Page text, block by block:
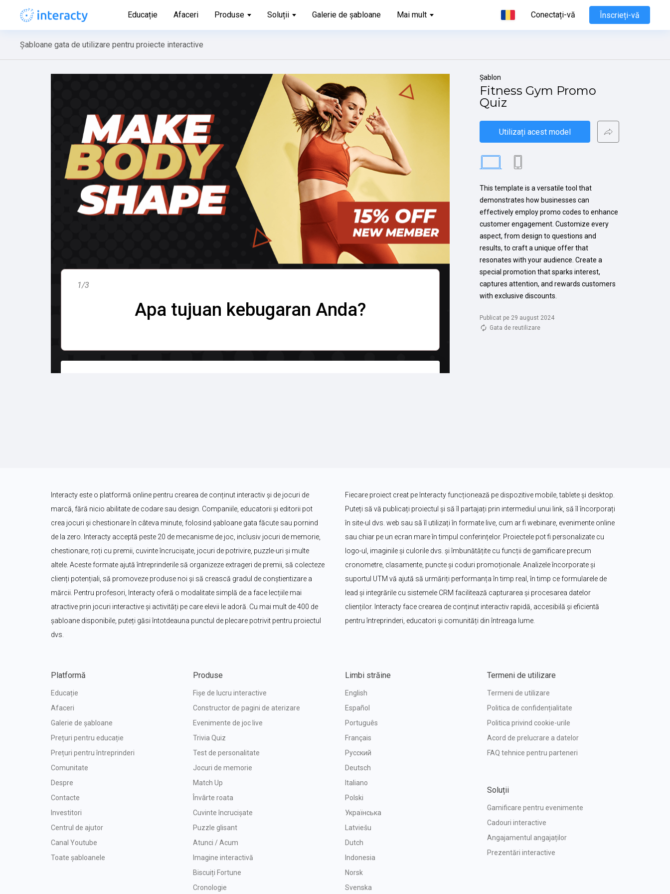
Educație Afaceri Produse Soluții Galerie de șabloane Mai mult Conectați-vă Înscrieți-vă
Șabloane gata de utilizare pentru proiecte interactive
Șablon
Fitness Gym Promo
Quiz
Utilizați acest model
This template is a versatile tool that
demonstrates how businesses can
effectively employ promo codes to enhance
customer engagement. Customize every
aspect, from design to questions and
results, to craft a unique offer that
resonates with your audience. Create a
special promotion that sparks interest,
captures attention, and rewards customers
with exclusive discounts.
Publicat pe 29 august 2024
Gata de reutilizare
Interacty este o platformă online pentru crearea de conținut interactiv și de jocuri de
marcă, fără nicio abilitate de codare sau design. Companiile, educatorii și editorii pot
crea jocuri și chestionare în câteva minute, folosind șabloane gata făcute sau pornind
de la zero. Interacty acceptă peste 20 de mecanisme de joc, inclusiv jocuri de memorie,
chestionare, roți cu premii, cuvinte încrucișate, jocuri de potrivire, puzzle-uri și multe
altele. Aceste formate ajută întreprinderile să organizeze extrageri de premii, să colecteze
clienți potențiali, să promoveze produse noi și să crească gradul de conștientizare a
mărcii. Pentru profesori, Interacty oferă o modalitate simplă de a face lecțiile mai
atractive prin jocuri interactive și activități pe care elevii le adoră. Cu mai mult de 400 de
șabloane disponibile, puteți găsi întotdeauna punctul de plecare potrivit pentru proiectul
dvs.
Fiecare proiect creat pe Interacty funcționează pe dispozitive mobile, tablete și desktop.
Puteți să vă publicați proiectul și să îl partajați prin intermediul unui link, să îl încorporați
în site-ul dvs. web sau să îl utilizați în formate live, cum ar fi webinare, evenimente online
sau chiar pe un ecran mare în timpul conferințelor. Proiectele pot fi personalizate cu
logo-ul, imaginile și culorile dvs. și îmbunătățite cu funcții de gamificare precum
cronometre, clasamente, puncte și coduri promoționale. Analizele încorporate și
suportul UTM vă ajută să urmăriți performanța în timp real, în timp ce formularele de
lead și integrările cu sistemele CRM facilitează capturarea și procesarea datelor
clienților. Interacty face crearea de conținut interactiv rapidă, accesibilă și eficientă
pentru întreprinderi, educatori și comunități din întreaga lume.
Platformă
Educație
Afaceri
Galerie de șabloane
Prețuri pentru educație
Prețuri pentru întreprinderi
Comunitate
Despre
Contacte
Investitori
Centrul de ajutor
Canal Youtube
Toate șabloanele
Produse
Fișe de lucru interactive
Constructor de pagini de aterizare
Evenimente de joc live
Trivia Quiz
Test de personalitate
Jocuri de memorie
Match Up
Învârte roata
Cuvinte încrucișate
Puzzle glisant
Atunci / Acum
Imagine interactivă
Biscuiți Fortune
Cronologie
Limbi străine
English
Español
Português
Français
Русский
Deutsch
Italiano
Polski
Українська
Latviešu
Dutch
Indonesia
Norsk
Svenska
Termeni de utilizare
Termeni de utilizare
Politica de confidențialitate
Politica privind cookie-urile
Acord de prelucrare a datelor
FAQ tehnice pentru parteneri
Soluții
Gamificare pentru evenimente
Cadouri interactive
Angajamentul angajaților
Prezentări interactive